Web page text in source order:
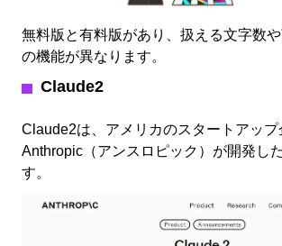
無料版と有料版があり、扱える文字数
の機能が異なります。
Claude2
Claude2は、アメリカのスタートアップ
Anthropic（アンスロピック）が開発し
す。